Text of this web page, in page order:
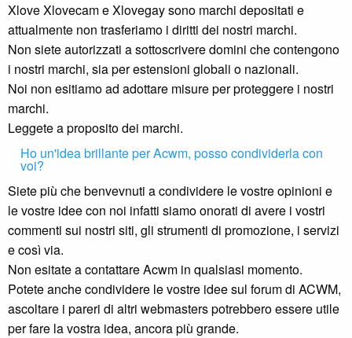
Xlove Xlovecam e Xlovegay sono marchi depositati e
attualmente non trasferiamo i diritti dei nostri marchi.
Non siete autorizzati a sottoscrivere domini che contengono
i nostri marchi, sia per estensioni globali o nazionali.
Noi non esitiamo ad adottare misure per proteggere i nostri
marchi.
Leggete a proposito dei marchi.
Ho un'idea brillante per Acwm, posso condividerla con
voi?
Siete più che benvevnuti a condividere le vostre opinioni e
le vostre idee con noi infatti siamo onorati di avere i vostri
commenti sui nostri siti, gli strumenti di promozione, i servizi
e così via.
Non esitate a contattare Acwm in qualsiasi momento.
Potete anche condividere le vostre idee sul forum di ACWM,
ascoltare i pareri di altri webmasters potrebbero essere utile
per fare la vostra idea, ancora più grande.